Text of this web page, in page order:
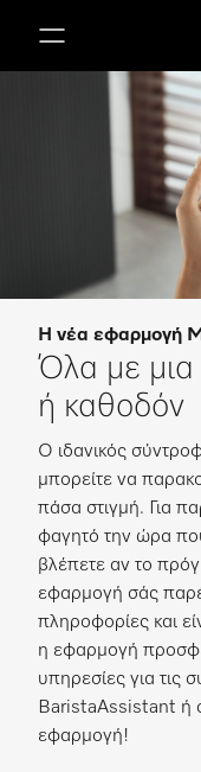
Η νέα εφαρμογή
Όλα με μια
ή καθοδόν
Ο ιδανικός
μπορείτε να
πάσα στιγμή. Για
φαγητό την ώρα
βλέπετε αν το
εφαρμογή σάς
πληροφορίες και
η εφαρμογή
υπηρεσίες για τις
BaristaAssistant ή
εφαρμογή!